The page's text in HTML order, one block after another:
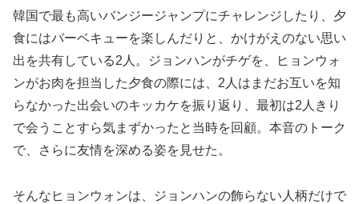
韓国で最も高いバンジージャンプにチャレンジしたり、夕
食にはバーベキューを楽しんだりと、かけがえのない思い
出を共有している2人。ジョンハンがチゲを、ヒョンウォ
ンがお肉を担当した夕食の際には、2人はまだお互いを知
らなかった出会いのキッカケを振り返り、最初は2人きり
で会うことすら気まずかったと当時を回顧。本音のトーク
で、さらに友情を深める姿を見せた。
そんなヒョンウォンは、ジョンハンの飾らない人柄だけで